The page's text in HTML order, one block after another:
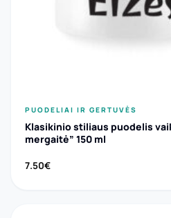
PUODELIAI IR GERTUVĖS
Klasikinio stiliaus puodelis
mergaitė” 150 ml
7.50€